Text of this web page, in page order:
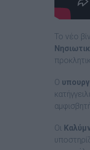
Το νέο
Ο
Οι